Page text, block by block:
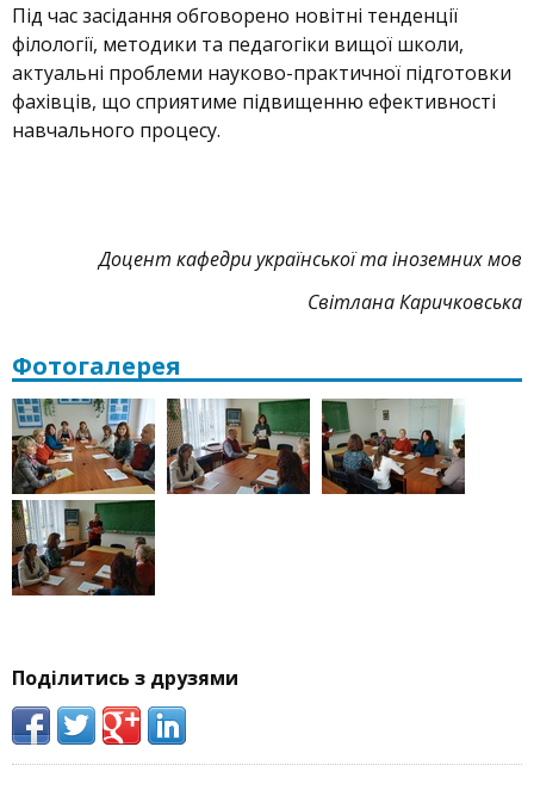
Під час засідання обговорено новітні тенденції
філології, методики та педагогіки вищої школи,
актуальні проблеми науково-практичної підготовки
фахівців, що сприятиме підвищенню ефективності
навчального процесу.
Доцент кафедри української та іноземних мов
Світлана Каричковська
Фотогалерея
Поділитись з друзями